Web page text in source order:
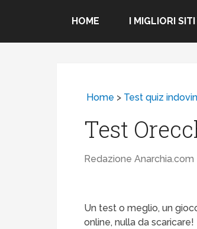
HOME I MIGLIORI
Home > Test quiz
Test
Redazione Anarchia.com
Un test o meglio, un
online, nulla da scaricare!